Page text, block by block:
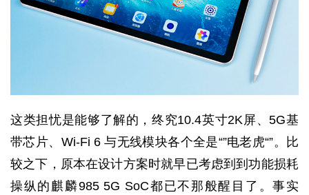
这类担忧是能够了解的，终究10.4英寸2K屏、5G基
带芯片、Wi-Fi 6 与无线模块各个全是“”电老虎“”。比
较之下，原本在设计方案时就早已考虑到到功能损耗
操纵的麒麟985 5G SoC都已不那般醒目了。事实